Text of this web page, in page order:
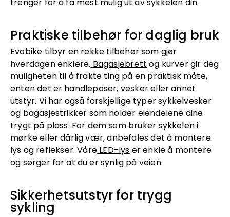
Praktiske tilbehør for daglig bruk
Evobike tilbyr en rekke tilbehør som gjør
hverdagen enklere. Bagasjebrett og kurver gir deg
muligheten til å frakte ting på en praktisk måte,
enten det er handleposer, vesker eller annet
utstyr. Vi har også forskjellige typer sykkelvesker
og bagasjestrikker som holder eiendelene dine
trygt på plass. For dem som bruker sykkelen i
mørke eller dårlig vær, anbefales det å montere
lys og reflekser. Våre LED-lys er enkle å montere
og sørger for at du er synlig på veien.
Sikkerhetsutstyr for trygg
sykling